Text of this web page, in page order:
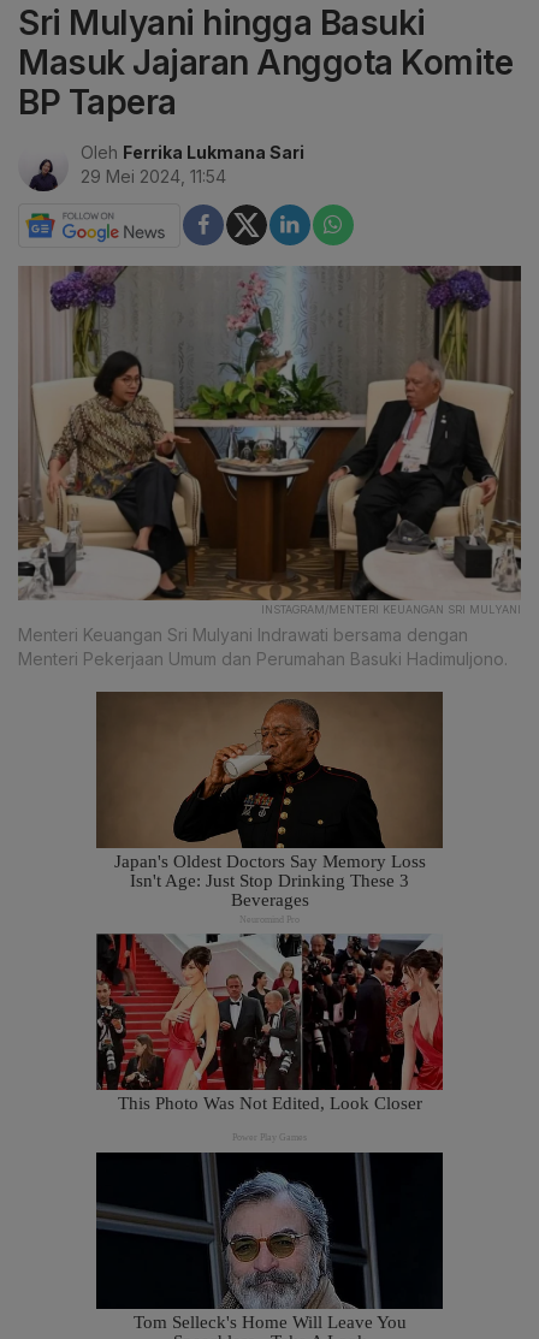
Sri Mulyani hingga Basuki
Masuk Jajaran Anggota Komite
BP Tapera
Oleh Ferrika Lukmana Sari
29 Mei 2024, 11:54
INSTAGRAM/MENTERI KEUANGAN SRI MULYANI
Menteri Keuangan Sri Mulyani Indrawati bersama dengan
Menteri Pekerjaan Umum dan Perumahan Basuki Hadimuljono.